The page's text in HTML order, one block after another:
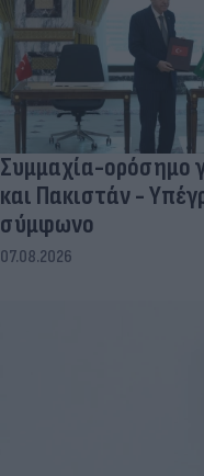
Συμμαχία-ορόσημο
και Πακιστάν -
σύμφωνο
07.08.2026